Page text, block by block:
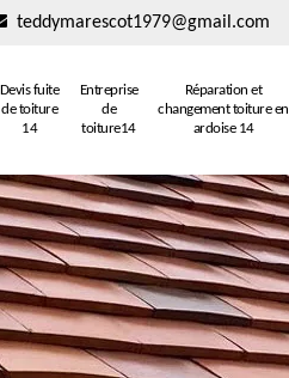
teddymarescot1979@gmail.com
Devis fuite
de toiture
14
Entreprise
de
toiture14
Réparation et
changement toiture en
ardoise 14